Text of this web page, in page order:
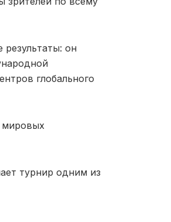
он
глобального
мировых
турнир одним из